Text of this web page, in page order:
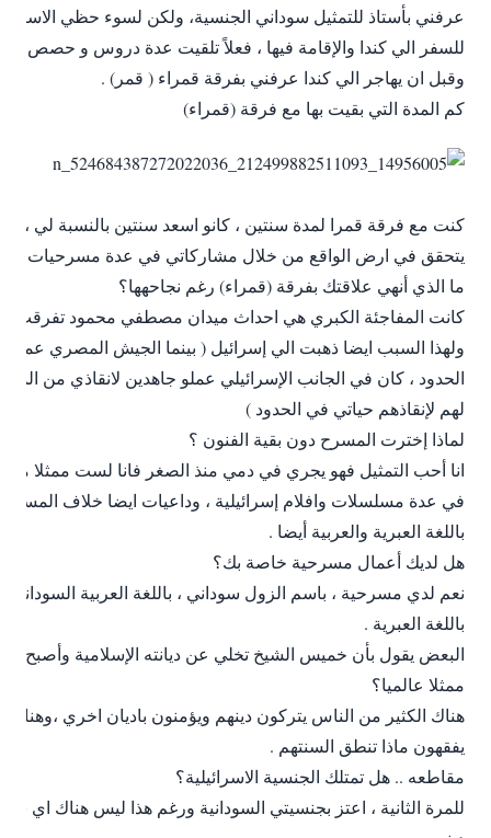
عرفني بأستاذ للتمثيل سوداني الجنسية، ولكن لسوء حظي
للسفر الي كندا والإقامة فيها ، فعلاً تلقيت عدة دروس و حصص
وقبل ان يهاجر الي كندا عرفني بفرقة قمراء ( قمر) .
كم المدة التي بقيت بها مع فرقة (قمراء)
كنت مع فرقة قمرا لمدة سنتين ، كانو اسعد سنتين بالنسبة لي ،
يتحقق في ارض الواقع من خلال مشاركاتي في عدة مسرحيات .
ما الذي أنهي علاقتك بفرقة (قمراء) رغم نجاحهها؟
كانت المفاجئة الكبري هي احداث ميدان مصطفي محمود تفرقت
ولهذا السبب ايضا ذهبت الي إسرائيل ( بينما الجيش المصري عمل
الحدود ، كان في الجانب الإسرائيلي عملو جاهدين لانقاذي من
لهم لإنقاذهم حياتي في الحدود )
لماذا إخترت المسرح دون بقية الفنون ؟
انا أحب التمثيل فهو يجري في دمي منذ الصغر فانا لست ممثلا
في عدة مسلسلات وافلام إسرائيلية ، وداعيات ايضا خلاف المسرح
باللغة العبرية والعربية أيضا .
هل لديك أعمال مسرحية خاصة بك؟
نعم لدي مسرحية ، باسم الزول سوداني ، باللغة العربية
باللغة العبرية .
البعض يقول بأن خميس الشيخ تخلي عن ديانته الإسلامية وأصبح
ممثلا عالميا؟
هناك الكثير من الناس يتركون دينهم ويؤمنون باديان اخري ،وهناك
يفقهون ماذا تنطق السنتهم .
مقاطعه .. هل تمتلك الجنسية الاسرائيلية؟
للمرة الثانية ، اعتز بجنسيتي السودانية ورغم هذا ليس هناك اي